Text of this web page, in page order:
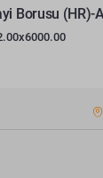
Borusu (HR)-